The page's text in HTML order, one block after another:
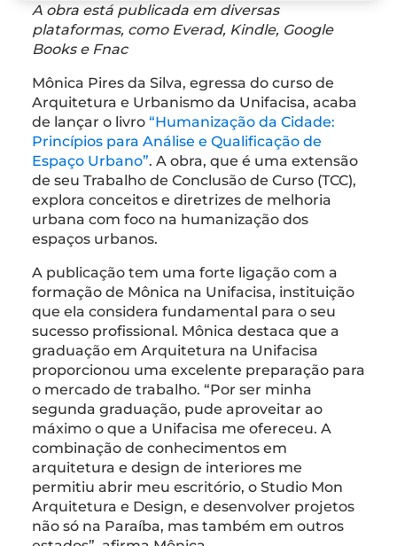
A obra está publicada em diversas
plataformas, como Everad, Kindle, Google
Books e Fnac
Mônica Pires da Silva, egressa do curso de
Arquitetura e Urbanismo da Unifacisa, acaba
de lançar o livro “Humanização da Cidade:
Princípios para Análise e Qualificação de
Espaço Urbano”. A obra, que é uma extensão
de seu Trabalho de Conclusão de Curso (TCC),
explora conceitos e diretrizes de melhoria
urbana com foco na humanização dos
espaços urbanos.
A publicação tem uma forte ligação com a
formação de Mônica na Unifacisa, instituição
que ela considera fundamental para o seu
sucesso profissional. Mônica destaca que a
graduação em Arquitetura na Unifacisa
proporcionou uma excelente preparação para
o mercado de trabalho. “Por ser minha
segunda graduação, pude aproveitar ao
máximo o que a Unifacisa me ofereceu. A
combinação de conhecimentos em
arquitetura e design de interiores me
permitiu abrir meu escritório, o Studio Mon
Arquitetura e Design, e desenvolver projetos
não só na Paraíba, mas também em outros